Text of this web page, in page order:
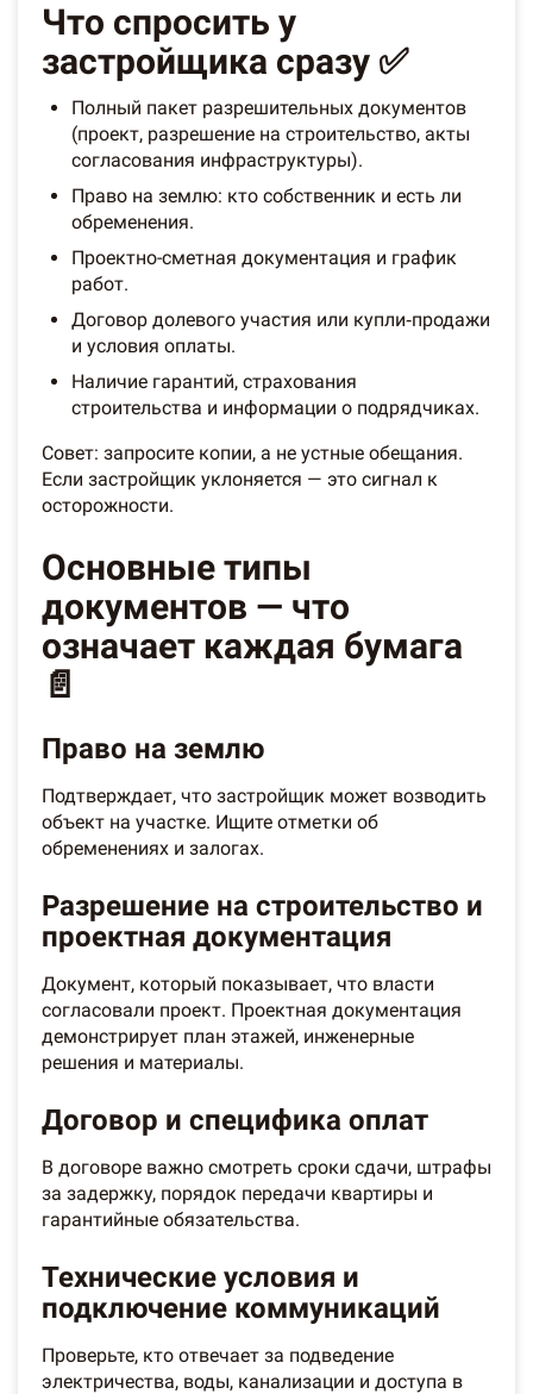
Что спросить у
застройщика сразу ✅
Полный пакет разрешительных документов
(проект, разрешение на строительство, акты
согласования инфраструктуры).
Право на землю: кто собственник и есть ли
обременения.
Проектно-сметная документация и график
работ.
Договор долевого участия или купли‑продажи
и условия оплаты.
Наличие гарантий, страхования
строительства и информации о подрядчиках.
Совет: запросите копии, а не устные обещания.
Если застройщик уклоняется — это сигнал к
осторожности.
Основные типы
документов — что
означает каждая бумага
📄
Право на землю
Подтверждает, что застройщик может возводить
объект на участке. Ищите отметки об
обременениях и залогах.
Разрешение на строительство и
проектная документация
Документ, который показывает, что власти
согласовали проект. Проектная документация
демонстрирует план этажей, инженерные
решения и материалы.
Договор и специфика оплат
В договоре важно смотреть сроки сдачи, штрафы
за задержку, порядок передачи квартиры и
гарантийные обязательства.
Технические условия и
подключение коммуникаций
Проверьте, кто отвечает за подведение
электричества, воды, канализации и доступа в